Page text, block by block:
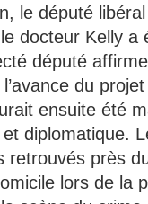
le député
docteur Kelly a
député
du projet
ensuite été
diplomatique.
retrouvés près
lors de la